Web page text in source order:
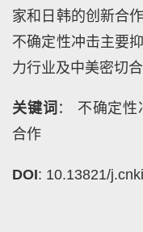
家和日韩的创新合
不确定性冲击主要
力行业及中美密切
关键词 ： 不确定
合作
DOI: 10.13821/